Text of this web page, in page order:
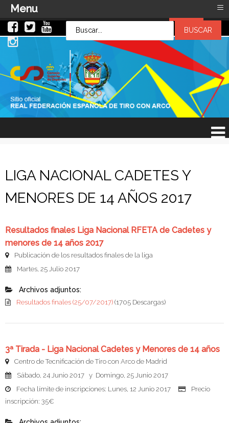
LIGA NACIONAL CADETES Y
MENORES DE 14 AÑOS 2017
Resultados finales Liga Nacional RFETA de Cadetes y
menores de 14 años 2017
Publicación de los resultados finales de la liga
Martes, 25 Julio 2017
Archivos adjuntos:
Resultados finales (25/07/2017) (1705 Descargas)
3ª Tirada - Liga Nacional Cadetes y Menores de 14 años
Centro de Tecnificación de Tiro con Arco de Madrid
Sábado, 24 Junio 2017 y Domingo, 25 Junio 2017
Fecha límite de inscripciones: Lunes, 12 Junio 2017
Precio
inscripción: 35€
LOG INOR
Contraseña
Recuérdeme
Menu ≡